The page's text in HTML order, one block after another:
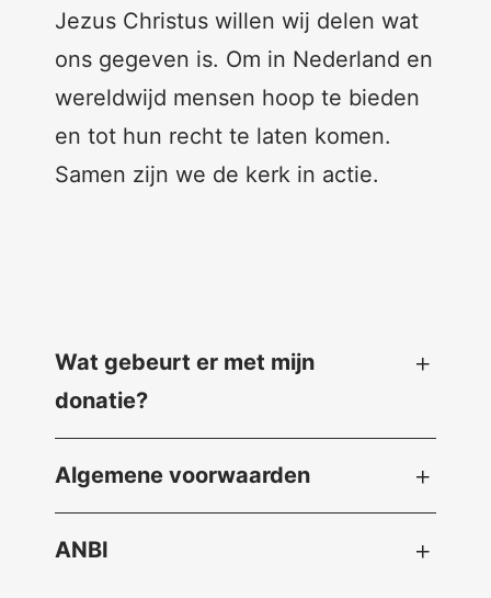
Jezus Christus willen wij delen wat
ons gegeven is. Om in Nederland en
wereldwijd mensen hoop te bieden
en tot hun recht te laten komen.
Samen zijn we de kerk in actie.
Wat gebeurt er met mijn
donatie?
Algemene voorwaarden
ANBI